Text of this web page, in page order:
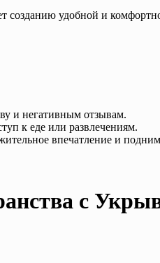
созданию удобной и
и негативным отзывам.
к еде или развлечениям.
впечатление и
с